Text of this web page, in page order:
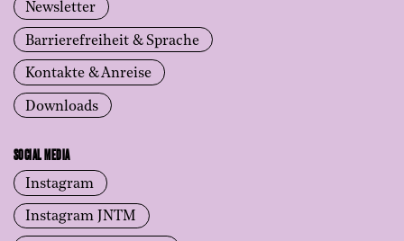
Newsletter
Barrierefreiheit & Sprache
Kontakte & Anreise
Downloads
SOCIAL MEDIA
Instagram
Instagram JNTM